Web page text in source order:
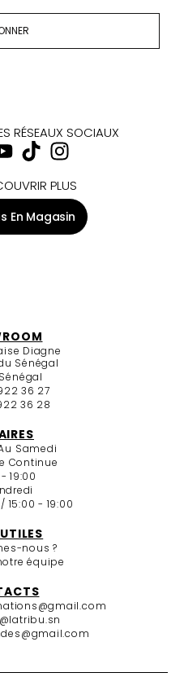
RÉSEAUX SOCIAUX
PLUS
En Magasin
Diagne
Sénégal
36 27
36 28
Samedi
Continue
19:00
15:00 - 19:00
nous ?
équipe